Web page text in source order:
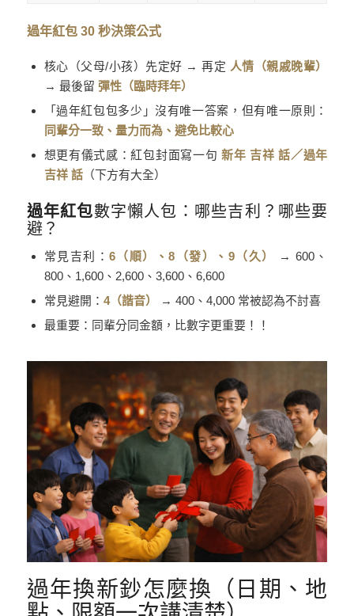
過年紅包 30 秒決策公式
核心（父母/小孩）先定好 → 再定 人情（親戚晚輩）
→ 最後留 彈性（臨時拜年）
「過年紅包包多少」沒有唯一答案，但有唯一原則：
同輩分一致、量力而為、避免比較心
想更有儀式感：紅包封面寫一句新年 吉祥 話／過年
吉祥 話（下方有大全）
過年紅包數字懶人包：哪些吉利？哪些要
避？
常見吉利： 6（順）、8（發）、9（久）
→ 600、
800、1,600、2,600、3,600、6,600
常見避開： 4（諧音）
→ 400、4,000 常被認為不討喜
最重要：同輩分同金額，比數字更重要！！
過年換新鈔怎麼換（日期、地